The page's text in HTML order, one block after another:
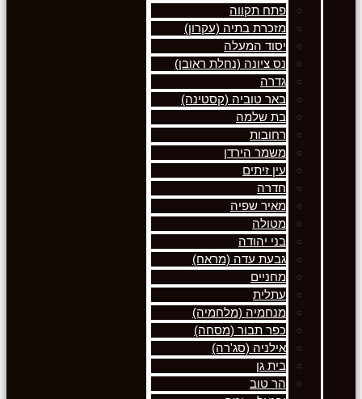
פתח תקווה
מזכרת בתיה (עקרון)
יסוד המעלה
נס ציונה (נחלת ראובן)
גדרה
באר טוביה (קסטינה)
בת שלמה
רחובות
משמר הירדן
עין זיתים
חדרה
מאיר שפיה
מטולה
בני יהודה
גבעת עדה (מראח)
מחניים
עתלית
מנחמיה (מלחמיה)
כפר תבור (מסחה)
אילניה (סג'רה)
בית גן
הר טוב